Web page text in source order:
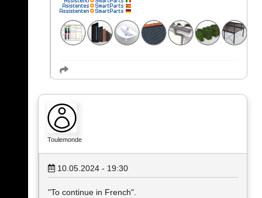
Toulemonde
10.05.2024 - 19:30
"To continue in French".